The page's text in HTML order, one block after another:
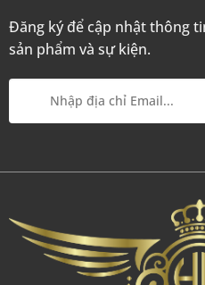
Đăng ký để cập nhật thông
sản phẩm và sự kiện.